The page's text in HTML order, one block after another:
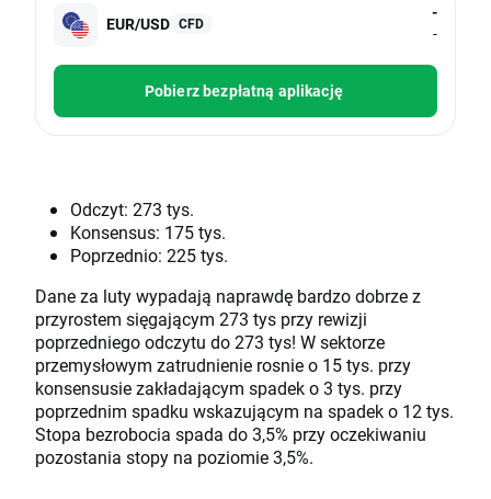
EUR/USD CFD
-
-
Pobierz bezpłatną aplikację
Odczyt: 273 tys.
Konsensus: 175 tys.
Poprzednio: 225 tys.
Dane za luty wypadają naprawdę bardzo dobrze z
przyrostem sięgającym 273 tys przy rewizji
poprzedniego odczytu do 273 tys! W sektorze
przemysłowym zatrudnienie rosnie o 15 tys. przy
konsensusie zakładającym spadek o 3 tys. przy
poprzednim spadku wskazującym na spadek o 12 tys.
Stopa bezrobocia spada do 3,5% przy oczekiwaniu
pozostania stopy na poziomie 3,5%.